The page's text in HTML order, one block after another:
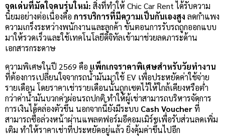
จุดเด่นที่มัดใจคนรุ่นใหม่: สิ่งที่ทำให้ Chic Car Rent ได้รับความ
นิยมอย่างต่อเนื่องคือ การบริการที่มีความเป็นกันเองสูง ลดกำแพง
ความเกร็งระหว่างพนักงานและลูกค้า ขั้นตอนการรับรถถูกออกแบบ
มาให้รวดเร็วและใช้เทคโนโลยีดิจิทัลเข้ามาช่วยลดภาระด้าน
เอกสารกระดาษ
ความพิเศษในปี 2569 คือ แพ็กเกจราคาพิเศษสำหรับวัยทำงาน
ที่ต้องการเปลี่ยนใจจากรถน้ำมันมาใช้ EV เพื่อประหยัดค่าใช้จ่าย
รายเดือน โดยราคาเช่ารายเดือนนั้นถูกเซตไว้ให้ใกล้เคียงหรือต่ำ
กว่าค่าน้ำมันบวกค่าผ่อนรถปกติ ทำให้ผู้เช่าสามารถบริหารจัดการ
การเงินได้คล่องตัวขึ้น นอกจากนี้ยังมีระบบ Cash Voucherที่
สามารถซื้อล่วงหน้าผ่านแพลตฟอร์มอีคอมเมิร์ซเพื่อรับส่วนลดเพิ่ม
เติม ทำให้ราคาเช่าที่ประหยัดอยู่แล้ว ยิ่งคุ้มค่าขึ้นไปอีก